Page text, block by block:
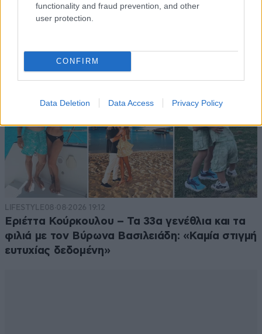
functionality and fraud prevention, and other
user protection.
CONFIRM
Data Deletion Data Access Privacy Policy
TRENDING
LIFESTYLE08·08·2026 19:12
Εριέττα Κούρκουλου – Τα 33α γενέθλια και τα
φιλιά με τον Βύρωνα Βασιλειάδη: «Καμία στιγμή
ευτυχίας δεδομένη»